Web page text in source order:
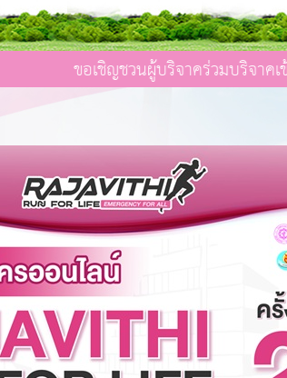
ขอเชิญชวนผู้บริจาคร่วมบริจาคเข้ามูลนิธิโร